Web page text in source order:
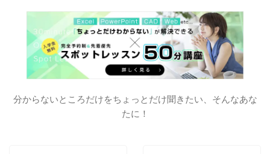
分からないところだけをちょっとだけ聞きたい、そんなあな
たに！